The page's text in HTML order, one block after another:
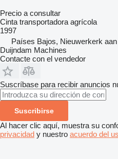
Precio a consultar
Cinta transportadora agrícola
1997
Países Bajos, Nieuwerkerk
Duijndam Machines
Contacte con el vendedor
Suscríbase para recibir anuncios
Suscribirse
Al hacer clic aquí, muestra su
privacidad y nuestro acuerdo del